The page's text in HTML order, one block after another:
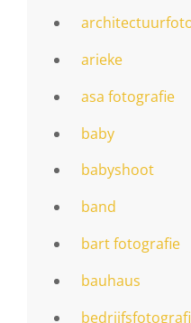
arieke
asa fotografie
baby
babyshoot
band
bart fotografie
bauhaus